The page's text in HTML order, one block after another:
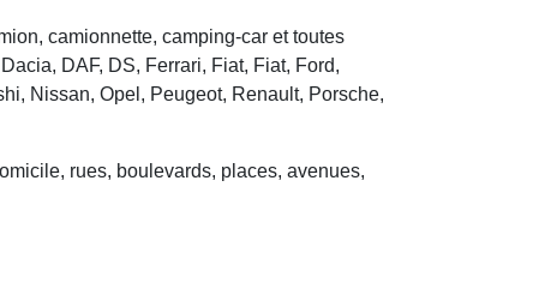
camionnette, camping-car et toutes
DAF, DS, Ferrari, Fiat, Fiat, Ford,
Nissan, Opel, Peugeot, Renault, Porsche,
rues, boulevards, places, avenues,